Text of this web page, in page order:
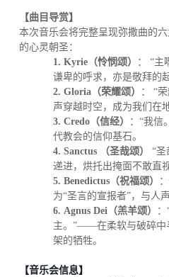
【曲目导赏】
本次音乐会将完整呈现弥撒曲的
的心灵朝圣：
1. Kyrie（怜悯颂） ：
“主
谦卑的呼求，亦是敬拜的起
2. Gloria（荣耀颂） ：
“
声穿越时空，成为我们在
3. Credo（信经） ： “我信
代教会的信仰基石。
4. Sanctus （圣哉颂）
“
递进，烘托出掩面不敢直
5. Benedictus（祝福颂） ：
为“圣言的宣报者”，与人
6. Agnus Dei（羔羊颂） ：
主。 ”——在柔软与破碎中
架的牺牲。
【音乐会信息】